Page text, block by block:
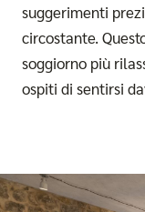
suggerimenti
circostante.
soggiorno più
ospiti di sentirsi